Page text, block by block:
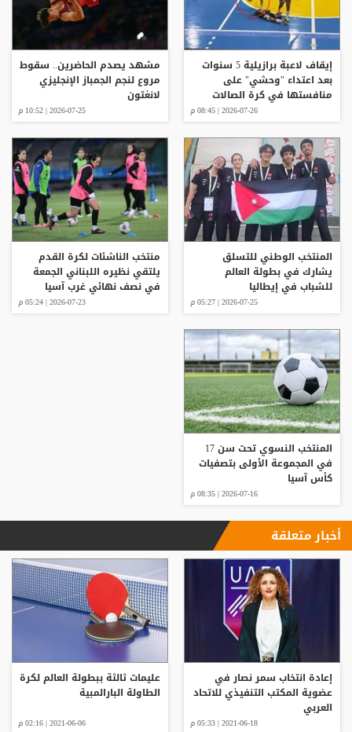
إيقاف لاعبة برازيلية 5 سنوات
بعد اعتداء "وحشي" على
منافستها في كرة الصالات
2026-07-26 | 08:45 م
مشهد يصدم الحاضرين.. سقوط
مروع لنجم الجمباز الإنجليزي
لانغتون
2026-07-25 | 10:52 م
المنتخب الوطني للتسلق
يشارك في بطولة العالم
للشباب في إيطاليا
2026-07-25 | 05:27 م
منتخب الناشئات لكرة القدم
يلتقي نظيره اللبناني الجمعة
في نصف نهائي غرب آسيا
2026-07-23 | 05:24 م
المنتخب النسوي تحت سن 17
في المجموعة الأولى بتصفيات
كأس آسيا
2026-07-16 | 08:35 م
أخبار متعلقة
إعادة انتخاب سمر نصار في
عضوية المكتب التنفيذي للاتحاد
العربي
2021-06-18 | 05:33 م
عليمات ثالثة ببطولة العالم لكرة
الطاولة البارالمبية
2021-06-06 | 02:16 م